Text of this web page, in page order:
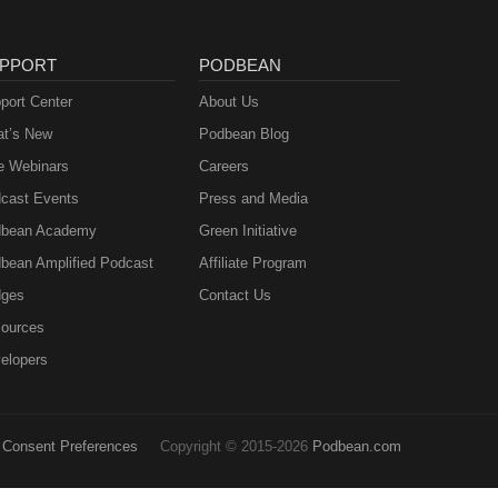
Center
New
Webinars
Events
Academy
Amplified Podcast
PODBEAN
About Us
Podbean Blog
Careers
Press and Media
Green Initiative
Affiliate Program
Contact Us
Consent Preferences Copyright © 2015-2026 Podbean.com